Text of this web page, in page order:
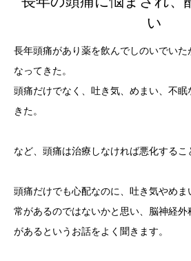
い
長年頭痛があり薬を飲んでしのいでいた
なってきた。
頭痛だけでなく、吐き気、めまい、不
きた。
など、頭痛は治療しなければ悪化するこ
頭痛だけでも心配なのに、吐き気やめ
常があるのではないかと思い、脳神経
があるというお話をよく聞きます。